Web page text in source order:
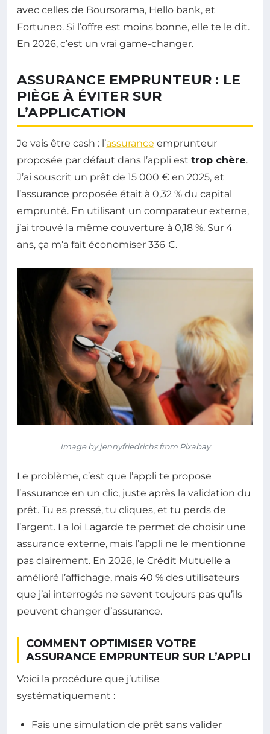
avec celles de Boursorama, Hello bank, et
Fortuneo. Si l’offre est moins bonne, elle te le dit.
En 2026, c’est un vrai game-changer.
ASSURANCE EMPRUNTEUR : LE
PIÈGE À ÉVITER SUR
L’APPLICATION
Je vais être cash : l’assurance emprunteur
proposée par défaut dans l’appli est trop chère.
J’ai souscrit un prêt de 15 000 € en 2025, et
l’assurance proposée était à 0,32 % du capital
emprunté. En utilisant un comparateur externe,
j’ai trouvé la même couverture à 0,18 %. Sur 4
ans, ça m’a fait économiser 336 €.
Image by jennyfriedrichs from Pixabay
Le problème, c’est que l’appli te propose
l’assurance en un clic, juste après la validation du
prêt. Tu es pressé, tu cliques, et tu perds de
l’argent. La loi Lagarde te permet de choisir une
assurance externe, mais l’appli ne le mentionne
pas clairement. En 2026, le Crédit Mutuelle a
amélioré l’affichage, mais 40 % des utilisateurs
que j’ai interrogés ne savent toujours pas qu’ils
peuvent changer d’assurance.
COMMENT OPTIMISER VOTRE
ASSURANCE EMPRUNTEUR SUR L’APPLI
Voici la procédure que j’utilise
systématiquement :
Fais une simulation de prêt sans valider